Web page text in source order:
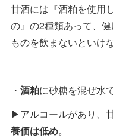
甘酒には『酒粕を使用
の』の2種類あって、
ものを飲まないといけ
・ 酒粕に砂糖を混ぜ水
▶︎アルコールがあり、
養価は低め。